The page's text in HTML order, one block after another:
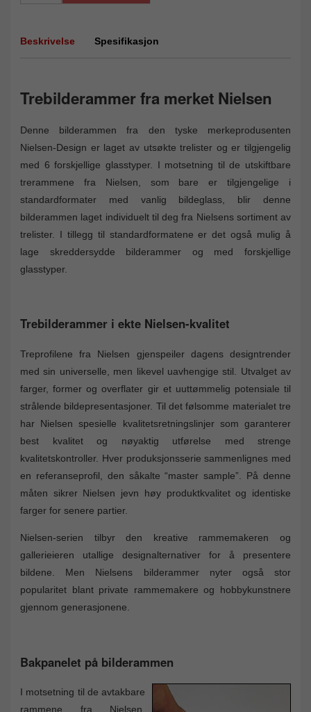
Beskrivelse Spesifikasjon
Trebilderammer fra merket Nielsen
Denne bilderammen fra den tyske merkeprodusenten
Nielsen-Design er laget av utsøkte trelister og er tilgjengelig
med 6 forskjellige glasstyper. I motsetning til de utskiftbare
trerammene fra Nielsen, som bare er tilgjengelige i
standardformater med vanlig bildeglass, blir denne
bilderammen laget individuelt til deg fra Nielsens sortiment av
trelister. I tillegg til standardformatene er det også mulig å
lage skreddersydde bilderammer og med forskjellige
glasstyper.
Trebilderammer i ekte Nielsen-kvalitet
Treprofilene fra Nielsen gjenspeiler dagens designtrender
med sin universelle, men likevel uavhengige stil. Utvalget av
farger, former og overflater gir et uuttømmelig potensiale til
strålende bildepresentasjoner. Til det følsomme materialet tre
har Nielsen spesielle kvalitetsretningslinjer som garanterer
best kvalitet og nøyaktig utførelse med strenge
kvalitetskontroller. Hver produksjonsserie sammenlignes med
en referanseprofil, den såkalte “master sample”. På denne
måten sikrer Nielsen jevn høy produktkvalitet og identiske
farger for senere partier.
Nielsen-serien tilbyr den kreative rammemakeren og
gallerieieren utallige designalternativer for å presentere
bildene. Men Nielsens bilderammer nyter også stor
popularitet blant private rammemakere og hobbykunstnere
gjennom generasjonene.
Bakpanelet på bilderammen
I motsetning til de avtakbare
rammene fra Nielsen,